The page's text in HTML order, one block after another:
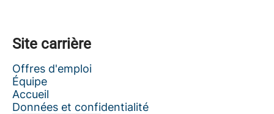
Site carrière
Offres d'emploi
Équipe
Accueil
Données et confidentialité